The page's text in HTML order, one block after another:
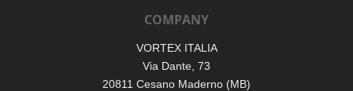
COMPANY
VORTEX ITALIA
Via Dante, 73
20811 Cesano Maderno (MB)